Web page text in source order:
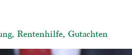
Rentenhilfe, Gutachten